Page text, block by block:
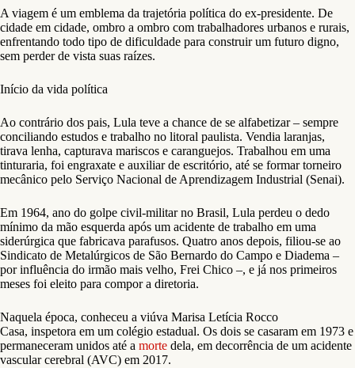
A viagem é um emblema da trajetória política do ex-presidente. De
cidade em cidade, ombro a ombro com trabalhadores urbanos e rurais,
enfrentando todo tipo de dificuldade para construir um futuro digno,
sem perder de vista suas raízes.
Início da vida política
Ao contrário dos pais, Lula teve a chance de se alfabetizar – sempre
conciliando estudos e trabalho no litoral paulista. Vendia laranjas,
tirava lenha, capturava mariscos e caranguejos. Trabalhou em uma
tinturaria, foi engraxate e auxiliar de escritório, até se formar torneiro
mecânico pelo Serviço Nacional de Aprendizagem Industrial (Senai).
Em 1964, ano do golpe civil-militar no Brasil, Lula perdeu o dedo
mínimo da mão esquerda após um acidente de trabalho em uma
siderúrgica que fabricava parafusos. Quatro anos depois, filiou-se ao
Sindicato de Metalúrgicos de São Bernardo do Campo e Diadema –
por influência do irmão mais velho, Frei Chico –, e já nos primeiros
meses foi eleito para compor a diretoria.
Naquela época, conheceu a viúva Marisa Letícia Rocco
Casa, inspetora em um colégio estadual. Os dois se casaram em 1973 e
permaneceram unidos até a morte dela, em decorrência de um acidente
vascular cerebral (AVC) em 2017.